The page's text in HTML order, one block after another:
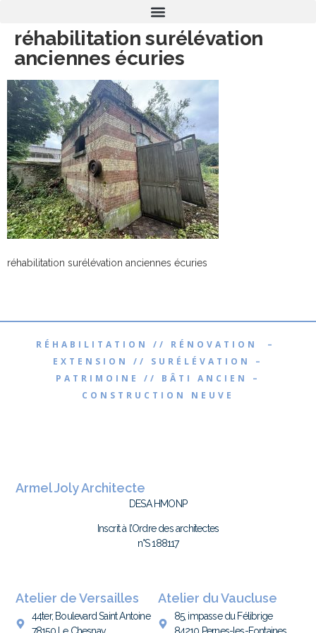
réhabilitation surélévation
anciennes écuries
réhabilitation surélévation anciennes écuries
RÉHABILITATION // RÉNOVATION –
EXTENSION // SURÉLÉVATION –
PATRIMOINE // BÂTI ANCIEN –
CONSTRUCTION NEUVE
Armel Joly Architecte
DESA HMONP
Inscrit à l’Ordre des architectes
n°S 188117
Atelier de Versailles
44ter, Boulevard Saint Antoine
Atelier du Vaucluse
85, impasse du Félibrige